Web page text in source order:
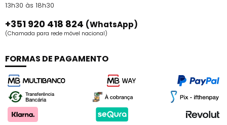
13h30 às 18h30
+351 920 418 824 (WhatsApp)
(Chamada para rede móvel nacional)
FORMAS DE PAGAMENTO